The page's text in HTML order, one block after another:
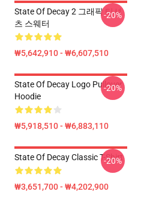
State Of Decay 2 그래픽 티셔
츠 스웨터
₩5,642,910 - ₩6,607,510
-20%
State Of Decay Logo Pullover
Hoodie
₩5,918,510 - ₩6,883,110
-20%
State Of Decay Classic T-Shirt
₩3,651,700 - ₩4,202,900
-20%